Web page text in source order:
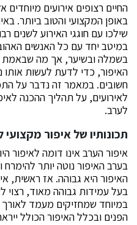
החיים רצופים אירועים
באופן המקצועי והטוב ביותר.
שילכו עם חוגגי האירוע לשנים
במיטב יחד עם כל האנשים
בשמלה ובשיער, אך מה שבאמת
האיפור, כדי לדעת לעשות אותו
חשובים. במאמר זה נדבר על
לאירועים, על תהליך ההכנה
לערב.
תכונותיו של איפור מקצועי
איפור הערב אינו דומה לאיפור
בערב האיפור נוטה יותר
האיפור היא גבוהה. אז ראשית,
בעל עמידות גבוהה מאוד, רצוי
במיוחד שמחזיקים מעמד
הפנים ובכלל האיפור הכולל